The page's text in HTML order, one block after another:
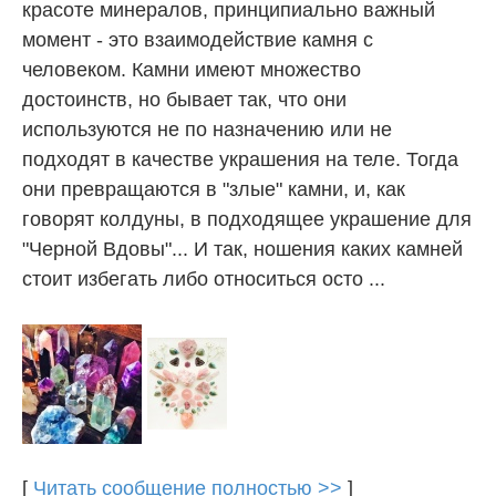
красоте минералов, принципиально важный
момент - это взаимодействие камня с
человеком. Камни имеют множество
достоинств, но бывает так, что они
используются не по назначению или не
подходят в качестве украшения на теле. Тогда
они превращаются в "злые" камни, и, как
говорят колдуны, в подходящее украшение для
"Черной Вдовы"... И так, ношения каких камней
стоит избегать либо относиться осто ...
[ Читать сообщение полностью >> ]